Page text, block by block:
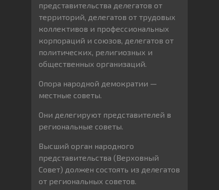
представительства делегатов от
территорий, делегатов от трудовых
коллективов и профессиональных
корпораций и союзов, делегатов от
политических, религиозных и
общественных организаций.
Опора народной демократии —
местные советы.
Они делегируют представителей в
региональные советы.
Высший орган народного
представительства (Верховный
Совет) должен состоять из делегатов
от региональных советов.